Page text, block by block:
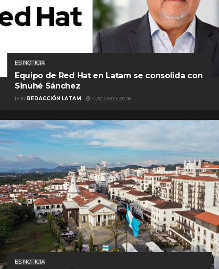
ES NOTICIA
Equipo de Red Hat en Latam se consolida con
Sinuhé Sánchez
POR REDACCIÓN LATAM 4 AGOSTO, 2026
ES NOTICIA